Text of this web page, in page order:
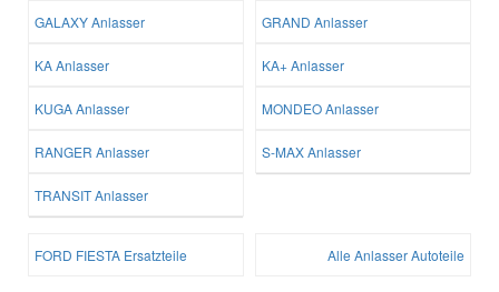
GALAXY Anlasser GRAND Anlasser
KA Anlasser KA+ Anlasser
KUGA Anlasser MONDEO Anlasser
RANGER Anlasser S-MAX Anlasser
TRANSIT Anlasser
FORD FIESTA Ersatzteile Alle Anlasser Autoteile